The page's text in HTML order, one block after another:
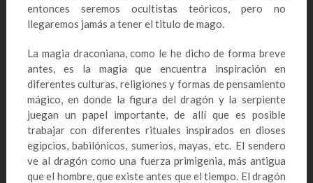
entonces seremos ocultistas teóricos, pero no
llegaremos jamás a tener el titulo de mago.
La magia draconiana, como le he dicho de forma breve
antes, es la magia que encuentra inspiración en
diferentes culturas, religiones y formas de pensamiento
mágico, en donde la figura del dragón y la serpiente
juegan un papel importante, de allí que es posible
trabajar con diferentes rituales inspirados en dioses
egipcios, babilónicos, sumerios, mayas, etc. El sendero
ve al dragón como una fuerza primigenia, más antigua
que el hombre, que existe antes que el tiempo. El dragón